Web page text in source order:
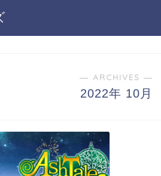
― ARCHIVES ―
2022年 10月